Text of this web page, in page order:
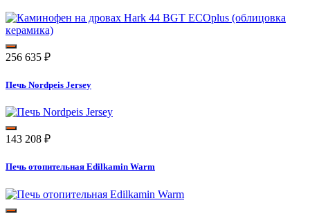
256 635 ₽
Печь Nordpeis Jersey
143 208 ₽
Печь отопительная Edilkamin Warm